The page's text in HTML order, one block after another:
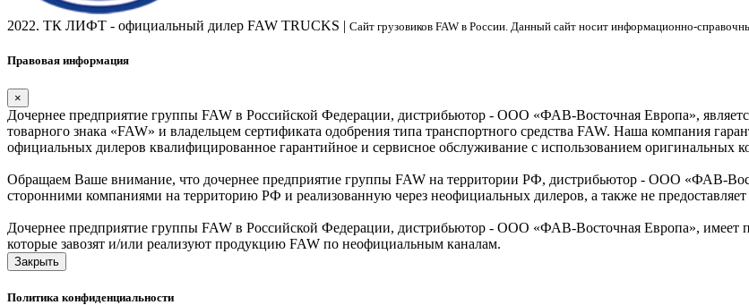
2022. ТК ЛИФТ - официальный дилер FAW TRUCKS | Сайт грузовиков FAW в России. Данный сайт носит информационно-
Правовая информация
×
Дочернее предприятие группы FAW в Российской Федерации, дистрибьютор - ООО «ФАВ-Восточная Европа»,
товарного знака «FAW» и владельцем сертификата одобрения типа транспортного средства FAW. Наша компания
официальных дилеров квалифицированное гарантийное и сервисное обслуживание с использованием оригинальных
Обращаем Ваше внимание, что дочернее предприятие группы FAW на территории РФ, дистрибьютор - ООО «ФАВ-
сторонними компаниями на территорию РФ и реализованную через неофициальных дилеров, а также не
Дочернее предприятие группы FAW в Российской Федерации, дистрибьютор - ООО «ФАВ-Восточная Европа», имеет
которые завозят и/или реализуют продукцию FAW по неофициальным каналам.
Закрыть
Политика конфиденциальности